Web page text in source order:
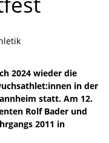
2024 wieder die
in der
statt. Am 12.
Rolf Bader und
2011 in